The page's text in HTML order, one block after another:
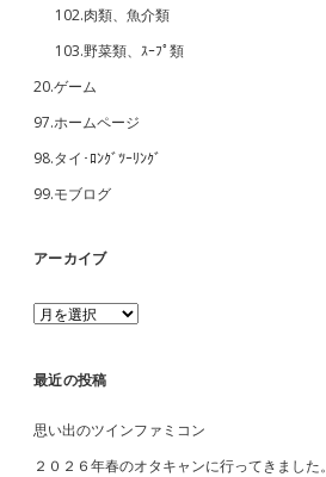
102.肉類、魚介類
103.野菜類、ｽｰﾌﾟ類
20.ゲーム
97.ホームページ
98.タイ･ﾛﾝｸﾞﾂｰﾘﾝｸﾞ
99.モブログ
アーカイブ
ア
ー
イ
ブ
最近の投稿
思い出のツインファミコン
２０２６年春のオタキャンに行ってきました。